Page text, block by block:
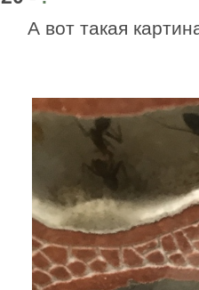
А вот такая